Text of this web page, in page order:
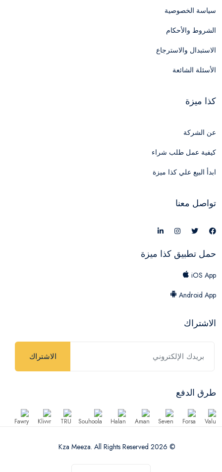
سياسة الخصوصية
الشروط والأحكام
الاستبدال والاسترجاع
الأسئلة الشائعة
كذا ميزة
عن الشركة
كيفية عمل طلب شراء
ابدأ البيع علي كذا ميزة
تواصل معنا
حمل تطبيق كذا ميزة
iOS App
Android App
الاشتراك
الاشتراك
طرق الدفع
© 2026 Kza Meeza. All Rights Reserved